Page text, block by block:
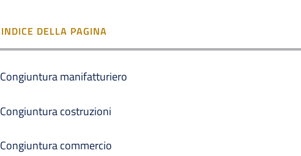
INDICE DELLA PAGINA
Congiuntura manifatturiero
Congiuntura costruzioni
Congiuntura commercio